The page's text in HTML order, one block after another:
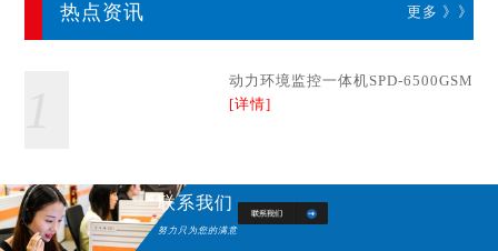
热点资讯 更多 》》
动力环境监控一体机SPD-6500GSM
[详情]
联系我们
努力只为您的满意